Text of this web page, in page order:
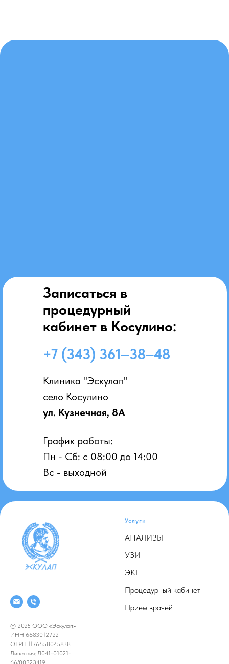
Записаться в
процедурный
кабинет в Косулино:
Клиника "Эскулап"
село Косулино
ул. Кузнечная, 8А
График работы:
Пн - Сб: с 08:00 до 14:00
Вс - выходной
+7 (343) 361‒38‒48
© 2025 ООО «Эскулап»
ИНН 6683012722
ОГРН 1176658045838
Лицензия: Л041-01021-
66/00323419
Услуги
АНАЛИЗЫ
УЗИ
ЭКГ
Процедурный кабинет
Прием врачей